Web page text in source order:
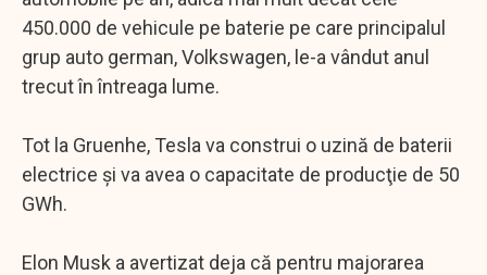
450.000 de vehicule pe baterie pe care principalul
grup auto german, Volkswagen, le-a vândut anul
trecut în întreaga lume.
Tot la Gruenhe, Tesla va construi o uzină de baterii
electrice şi va avea o capacitate de producţie de 50
GWh.
Elon Musk a avertizat deja că pentru majorarea